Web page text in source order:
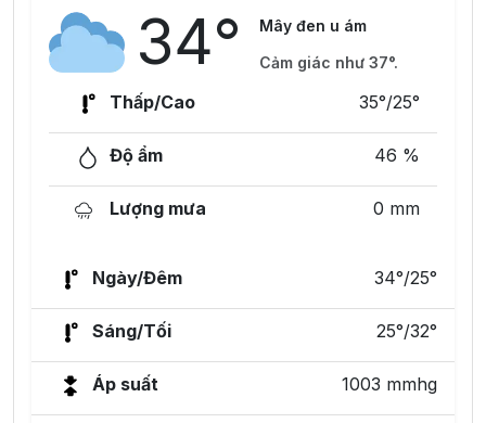
34°
Mây đen u ám
Cảm giác như 37°.
Thấp/Cao 35°/25°
Độ ẩm 46 %
Lượng mưa 0 mm
Ngày/Đêm 34°/25°
Sáng/Tối 25°/32°
Áp suất 1003 mmhg